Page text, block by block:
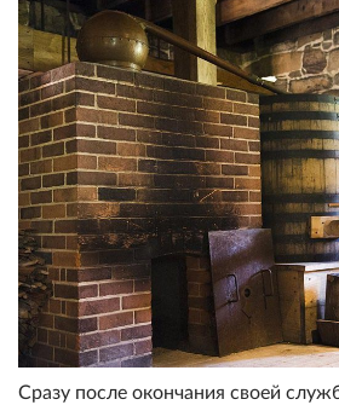
Сразу после окончания своей